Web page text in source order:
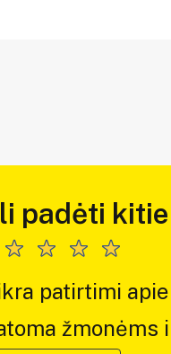
padėti
patirtimi apie
žmonėms